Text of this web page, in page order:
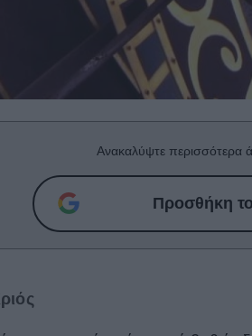
Ανακαλύψτε περισσότερα
Προσθήκη